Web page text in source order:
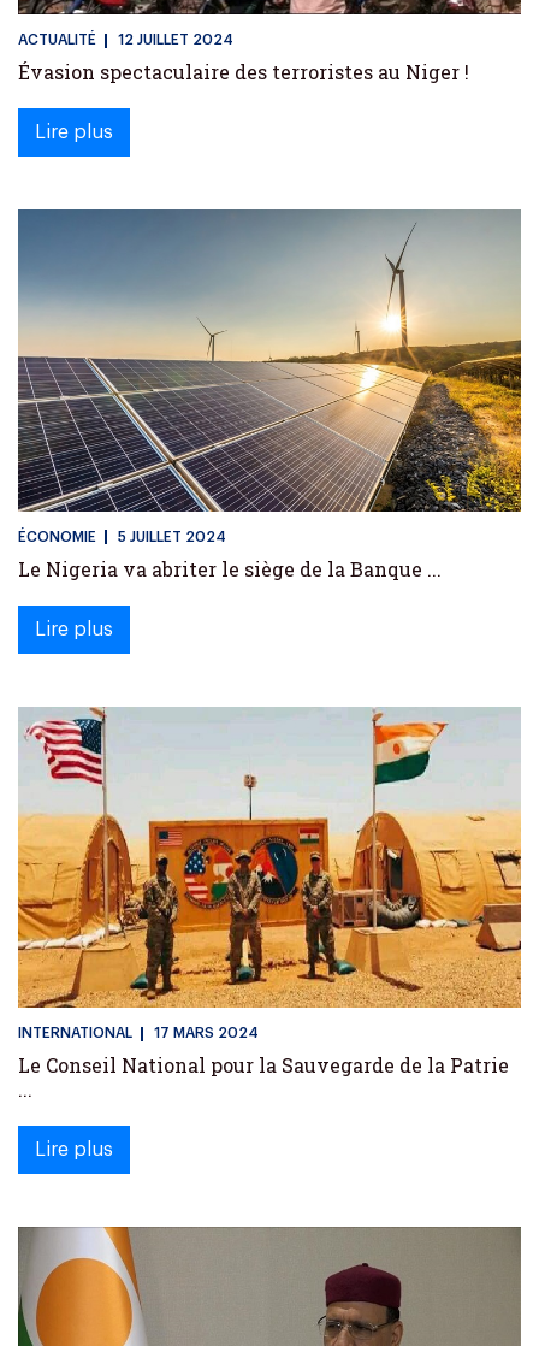
ACTUALITÉ 12 JUILLET 2024
Évasion spectaculaire des terroristes au Niger !
Lire plus
ÉCONOMIE 5 JUILLET 2024
Le Nigeria va abriter le siège de la Banque ...
Lire plus
INTERNATIONAL 17 MARS 2024
Le Conseil National pour la Sauvegarde de la Patrie
...
Lire plus